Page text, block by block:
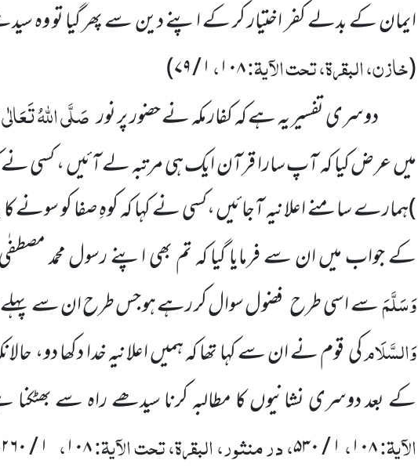
ایمان کے بدلے کفر اختیار کر کے اپنے دین سے پھر گیا تو وہ
(خازن، البقرۃ، تحت الآیۃ:۱۰۸،۱ / ۷۹)
دوسری تفسیر یہ ہے کہ کفار مکہ نے حضور پر نورصَلَّی اللہُ
میں عرض کیا کہ آپ سارا قرآن ایک ہی مرتبہ لے آئیں ، کسی نے
)ہمارے سامنے اعلانیہ آجائیں ،کسی نے کہا کہ کوہِ صفا کو
کے جواب میں ان سے فرمایا گیا کہ تم بھی اپنے رسول محمد
وَسَلَّمَسے اسی طرح فضول سوال کر رہے ہو جس طرح ان سے
وَالسَّلَامکی قوم نے ان سے کہا تھا کہ ہمیں اعلانیہ خدا دکھا دو،
کے بعد دوسری نشانیوں کا مطالبہ کرنا سیدھے راہ سے
الآیۃ:۱۰۸، ۱ / ۵۳۰ ، در منثور، البقرۃ، تحت الآیۃ:۱۰۸، ۱ / ۲۶۰-۲۶۱